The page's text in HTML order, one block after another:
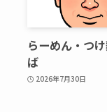
らーめん・つ
ば
2026年7月30日